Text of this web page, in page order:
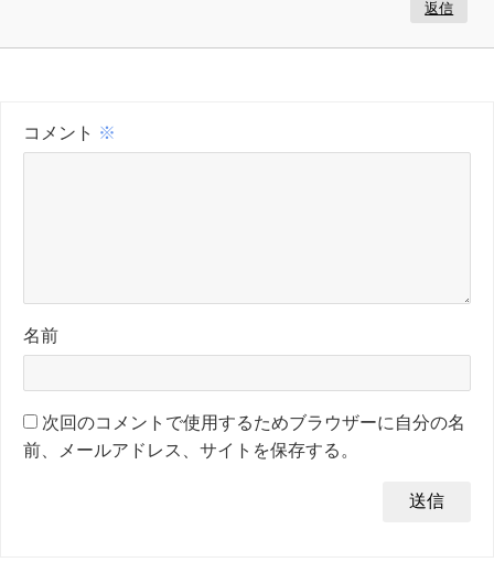
返信
コメント ※
名前
次回のコメントで使用するためブラウザーに自分の名
前、メールアドレス、サイトを保存する。